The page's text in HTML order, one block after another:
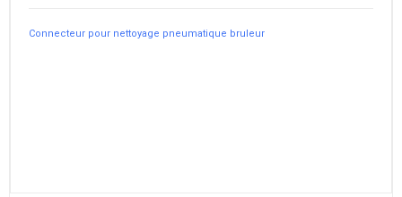
Connecteur pour nettoyage pneumatique bruleur